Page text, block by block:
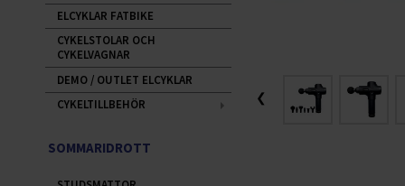
❮
ELCYKLAR FATBIKE
CYKELSTOLAR OCH
CYKELVAGNAR
DEMO / OUTLET ELCYKLAR
CYKELTILLBEHÖR
SOMMARIDROTT